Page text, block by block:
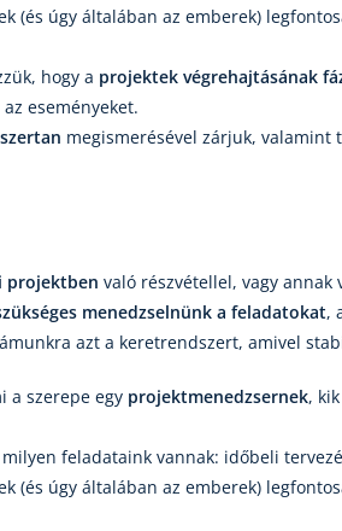
(és úgy általában az emberek)
hogy a projektek végrehajtásának
eseményeket.
megismerésével zárjuk, valamint
projektben való részvétellel, vagy
menedzselnünk a feladatokat,
azt a keretrendszert, amivel
a szerepe egy projektmenedzsernek,
feladataink vannak: időbeli
(és úgy általában az emberek)